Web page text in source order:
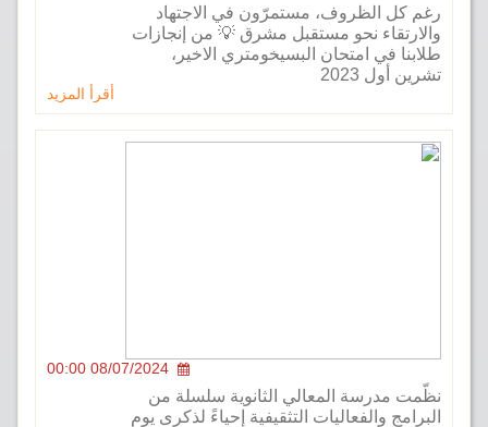
الظروف، مستمرّون في الاجتهاد
نحو مستقبل مشرق 💡 من إنجازات
في امتحان البسيخومتري الاخير،
08/07/2024 00:00
المعالي الثانوية سلسلة من
والفعاليات التثقيفية إحياءً لذكرى يوم